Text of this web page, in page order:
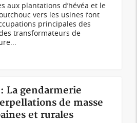
aux plantations d’hévéa et le
vers les usines font
principales des
transformateurs de
La gendarmerie
de masse
et rurales